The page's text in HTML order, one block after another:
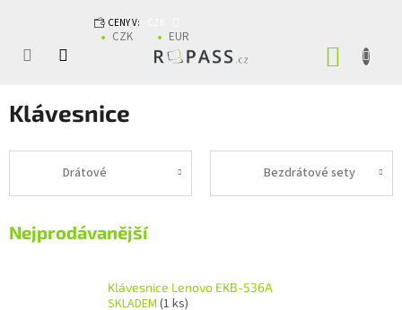
CENY V:
CZK EUR
Klávesnice
Drátové Bezdrátové sety
Nejprodávanější
Klávesnice Lenovo EKB-536A
SKLADEM (1 ks)